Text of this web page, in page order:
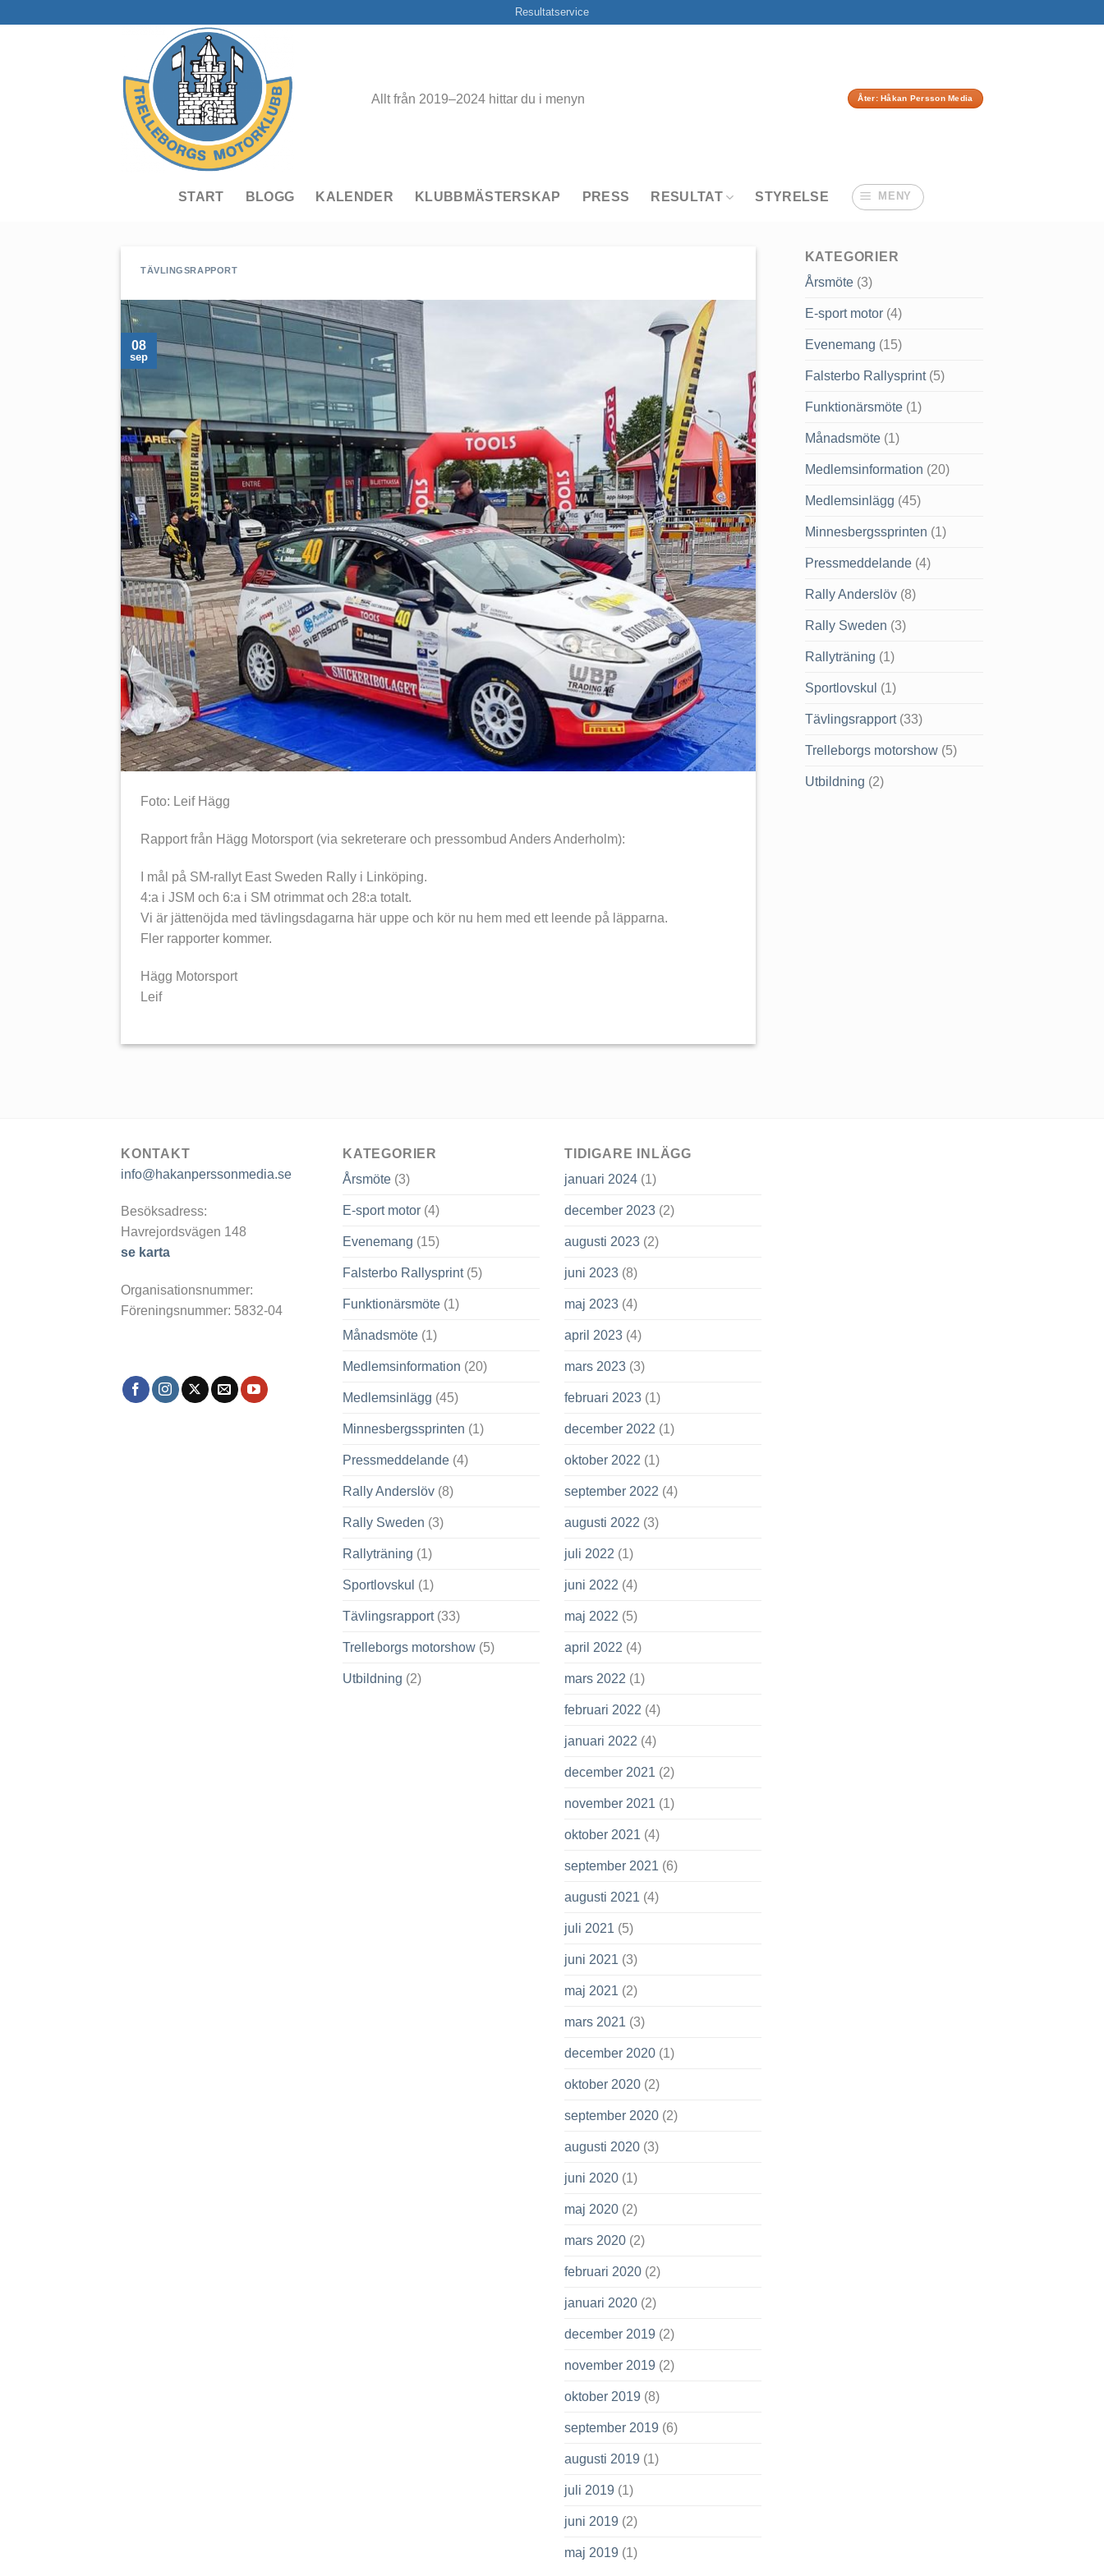
Resultatservice
Allt från 2019–2024 hittar du i menyn Åter: Håkan Persson Media
START BLOGG KALENDER KLUBBMÄSTERSKAP PRESS RESULTAT STYRELSE MENY
TÄVLINGSRAPPORT
08
sep
Foto: Leif Hägg
Rapport från Hägg Motorsport (via sekreterare och pressombud Anders Anderholm):
I mål på SM-rallyt East Sweden Rally i Linköping.
4:a i JSM och 6:a i SM otrimmat och 28:a totalt.
Vi är jättenöjda med tävlingsdagarna här uppe och kör nu hem med ett leende på läpparna.
Fler rapporter kommer.
Hägg Motorsport
Leif
KATEGORIER
Årsmöte(3)
E-sport motor(4)
Evenemang (15)
Falsterbo Rallysprint(5)
Funktionärsmöte(1)
Månadsmöte(1)
Medlemsinformation (20)
Medlemsinlägg (45)
Minnesbergssprinten (1)
Pressmeddelande(4)
Rally Anderslöv(8)
Rally Sweden (3)
Rallyträning (1)
Sportlovskul (1)
Tävlingsrapport(33)
Trelleborgs motorshow(5)
Utbildning (2)
KONTAKT
info@hakanperssonmedia.se
Besöksadress:
Havrejordsvägen 148
se karta
Organisationsnummer:
Föreningsnummer: 5832-04
KATEGORIER
Årsmöte (3)
E-sport motor (4)
Evenemang (15)
Falsterbo Rallysprint(5)
Funktionärsmöte (1)
Månadsmöte (1)
Medlemsinformation (20)
Medlemsinlägg (45)
Minnesbergssprinten (1)
Pressmeddelande (4)
Rally Anderslöv (8)
Rally Sweden (3)
Rallyträning (1)
Sportlovskul (1)
Tävlingsrapport(33)
Trelleborgs motorshow (5)
Utbildning (2)
TIDIGARE INLÄGG
januari 2024 (1)
december 2023 (2)
augusti 2023 (2)
juni 2023 (8)
maj 2023 (4)
april 2023 (4)
mars 2023 (3)
februari 2023 (1)
december 2022 (1)
oktober 2022 (1)
september 2022 (4)
augusti 2022 (3)
juli 2022 (1)
juni 2022 (4)
maj 2022 (5)
april 2022 (4)
mars 2022 (1)
februari 2022 (4)
januari 2022 (4)
december 2021 (2)
november 2021 (1)
oktober 2021 (4)
september 2021 (6)
augusti 2021 (4)
juli 2021 (5)
juni 2021 (3)
maj 2021 (2)
mars 2021 (3)
december 2020 (1)
oktober 2020 (2)
september 2020 (2)
augusti 2020 (3)
juni 2020 (1)
maj 2020 (2)
mars 2020 (2)
februari 2020 (2)
januari 2020 (2)
december 2019 (2)
november 2019 (2)
oktober 2019 (8)
september 2019 (6)
augusti 2019 (1)
juli 2019 (1)
juni 2019 (2)
maj 2019 (1)